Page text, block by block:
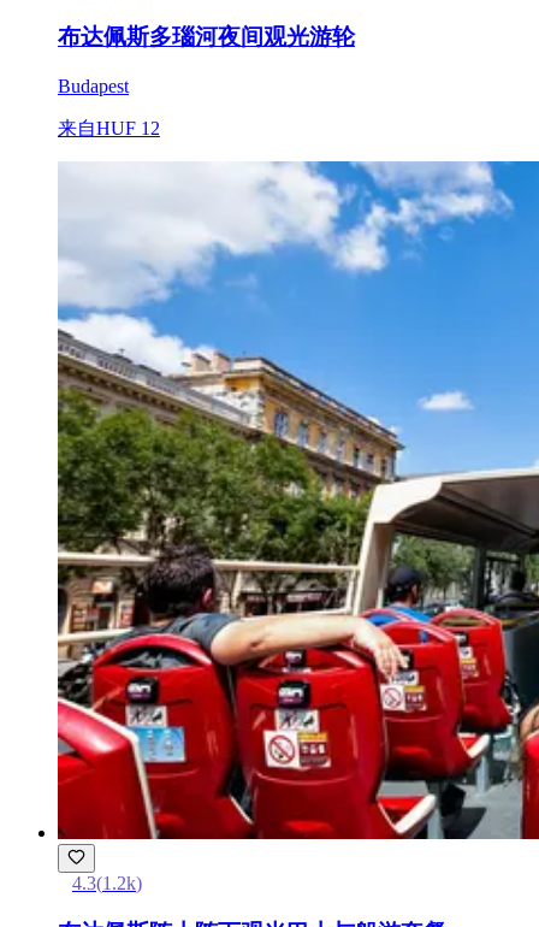
布达佩斯多瑙河夜间观光游轮
Budapest
来自HUF 12
4.3(1.2k)